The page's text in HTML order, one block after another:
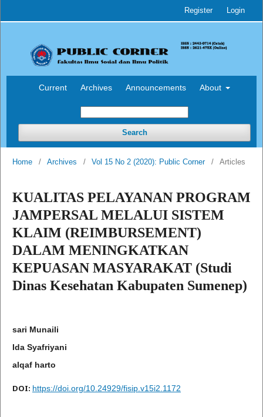
Current Archives Announcements About
Search
Register Login
Home / Archives / Vol 15 No 2 (2020): Public Corner / Articles
KUALITAS PELAYANAN PROGRAM
JAMPERSAL MELALUI SISTEM
KLAIM (REIMBURSEMENT)
DALAM MENINGKATKAN
KEPUASAN MASYARAKAT (Studi
Dinas Kesehatan Kabupaten Sumenep)
sari Munaili
Ida Syafriyani
alqaf harto
DOI: https://doi.org/10.24929/fisip.v15i2.1172